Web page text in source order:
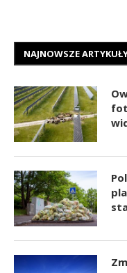
NAJNOWSZE